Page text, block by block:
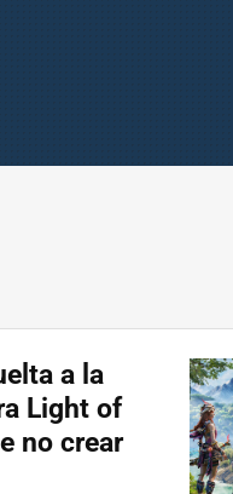
a la
Light of
no crear